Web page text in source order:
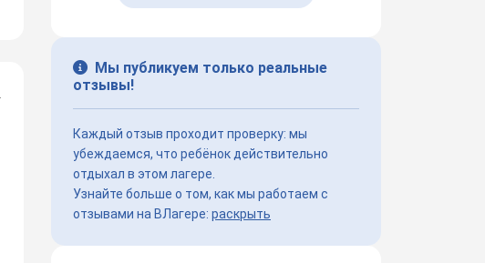
Мы публикуем только реальные
отзывы!
Каждый отзыв проходит проверку: мы
убеждаемся, что ребёнок действительно
отдыхал в этом лагере.
Узнайте больше о том, как мы работаем с
отзывами на ВЛагере: раскрыть